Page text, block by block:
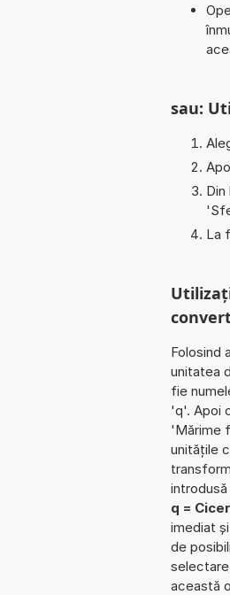
sau:
'
La
Folosind
unitatea
fie
'q'. Apoi
'Mărime
unitățile
q =
imediat
de
această